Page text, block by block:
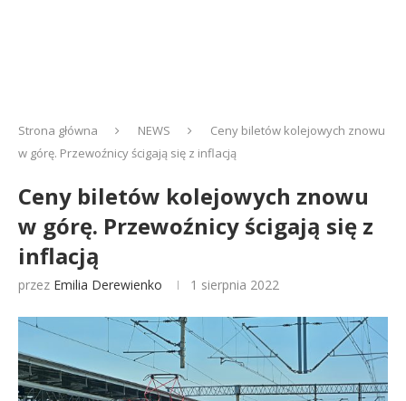
Strona główna NEWS
Ceny biletów kolejowych znowu
w górę. Przewoźnicy ścigają się z inflacją
Ceny biletów kolejowych znowu
w górę. Przewoźnicy ścigają się z
inflacją
przez Emilia Derewienko 1 sierpnia 2022